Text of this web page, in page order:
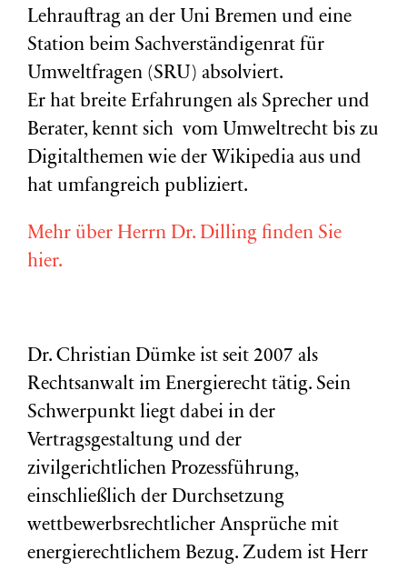
Lehrauftrag an der Uni Bremen und eine
Station beim Sachverständigenrat für
Umweltfragen (SRU) absolviert.
Er hat breite Erfahrungen als Sprecher und
Berater, kennt sich vom Umweltrecht bis zu
Digitalthemen wie der Wikipedia aus und
hat umfangreich publiziert.
Mehr über Herrn Dr. Dilling finden Sie
hier.
Dr. Christian Dümke ist seit 2007 als
Rechtsanwalt im Energierecht tätig. Sein
Schwerpunkt liegt dabei in der
Vertragsgestaltung und der
zivilgerichtlichen Prozessführung,
einschließlich der Durchsetzung
wettbewerbsrechtlicher Ansprüche mit
energierechtlichem Bezug. Zudem ist Herr